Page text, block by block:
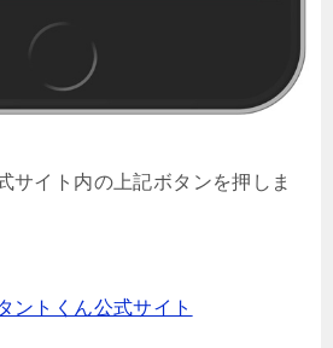
サイト内の上記ボタンを押しま
ントくん公式サイト